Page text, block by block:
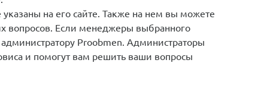
на его сайте. Также на нем вы можете
вопросов. Если менеджеры выбранного
Proobmen. Администраторы
и помогут вам решить ваши вопросы